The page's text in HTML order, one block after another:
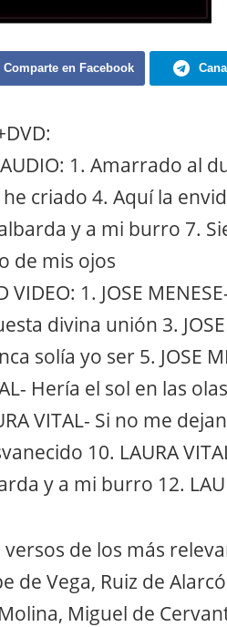
Comparte en Facebook
1. Amarrado al
criado 4. Aquí la
y a mi burro 7.
de mis ojos
VIDEO: 1. JOSE
divina unión 3.
solía yo ser 5. JOSE
Hería el sol en las
VITAL- Si no me
10. LAURA
y a mi burro 12.
versos de los más
de Vega, Ruiz de
Miguel de